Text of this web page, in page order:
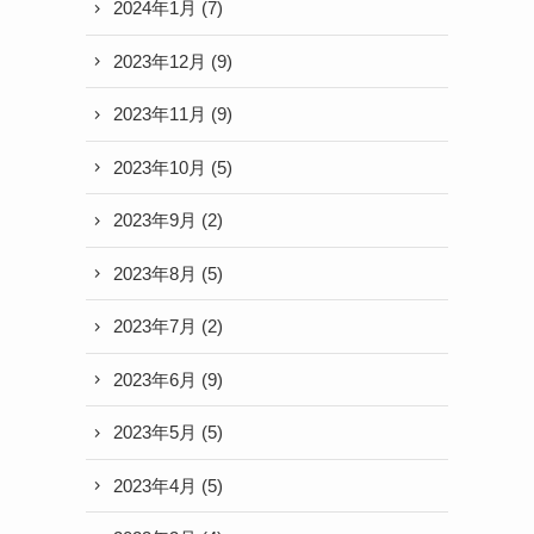
2024年1月 (7)
2023年12月 (9)
2023年11月 (9)
2023年10月 (5)
2023年9月 (2)
2023年8月 (5)
2023年7月 (2)
2023年6月 (9)
2023年5月 (5)
2023年4月 (5)